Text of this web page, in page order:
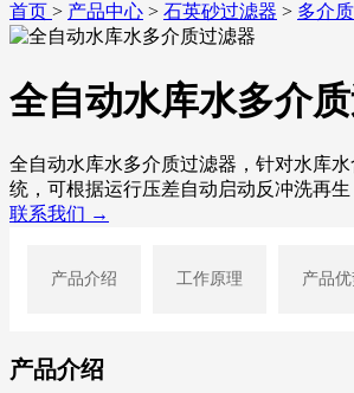
首页 > 产品中心 > 石英砂过滤器 > 多介
全自动水库水多介
全自动水库水多介质过滤器，针对水库
统，可根据运行压差自动启动反冲洗再生
联系我们 →
产品介绍 工作原理 产品
产品介绍